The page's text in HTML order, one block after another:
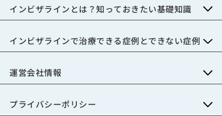
インビザラインとは？知っておきたい基礎知識
インビザラインで治療できる症例とできない症例
運営会社情報
プライバシーポリシー